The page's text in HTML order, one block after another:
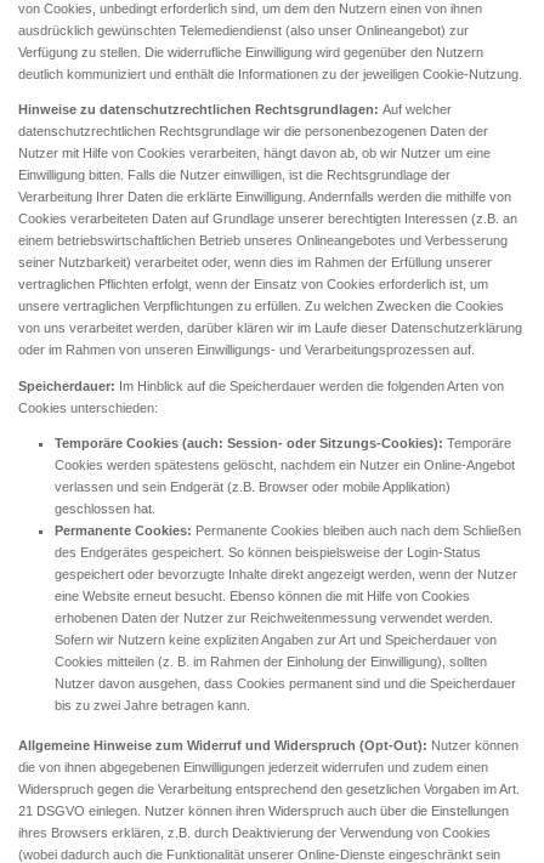
von Cookies, unbedingt erforderlich sind, um dem den Nutzern einen von ihnen
ausdrücklich gewünschten Telemediendienst (also unser Onlineangebot) zur
Verfügung zu stellen. Die widerrufliche Einwilligung wird gegenüber den Nutzern
deutlich kommuniziert und enthält die Informationen zu der jeweiligen Cookie-Nutzung.
Hinweise zu datenschutzrechtlichen Rechtsgrundlagen: Auf welcher
datenschutzrechtlichen Rechtsgrundlage wir die personenbezogenen Daten der
Nutzer mit Hilfe von Cookies verarbeiten, hängt davon ab, ob wir Nutzer um eine
Einwilligung bitten. Falls die Nutzer einwilligen, ist die Rechtsgrundlage der
Verarbeitung Ihrer Daten die erklärte Einwilligung. Andernfalls werden die mithilfe von
Cookies verarbeiteten Daten auf Grundlage unserer berechtigten Interessen (z.B. an
einem betriebswirtschaftlichen Betrieb unseres Onlineangebotes und Verbesserung
seiner Nutzbarkeit) verarbeitet oder, wenn dies im Rahmen der Erfüllung unserer
vertraglichen Pflichten erfolgt, wenn der Einsatz von Cookies erforderlich ist, um
unsere vertraglichen Verpflichtungen zu erfüllen. Zu welchen Zwecken die Cookies
von uns verarbeitet werden, darüber klären wir im Laufe dieser Datenschutzerklärung
oder im Rahmen von unseren Einwilligungs- und Verarbeitungsprozessen auf.
Speicherdauer: Im Hinblick auf die Speicherdauer werden die folgenden Arten von
Cookies unterschieden:
Temporäre Cookies (auch: Session- oder Sitzungs-Cookies): Temporäre
Cookies werden spätestens gelöscht, nachdem ein Nutzer ein Online-Angebot
verlassen und sein Endgerät (z.B. Browser oder mobile Applikation)
geschlossen hat.
Permanente Cookies: Permanente Cookies bleiben auch nach dem Schließen
des Endgerätes gespeichert. So können beispielsweise der Login-Status
gespeichert oder bevorzugte Inhalte direkt angezeigt werden, wenn der Nutzer
eine Website erneut besucht. Ebenso können die mit Hilfe von Cookies
erhobenen Daten der Nutzer zur Reichweitenmessung verwendet werden.
Sofern wir Nutzern keine expliziten Angaben zur Art und Speicherdauer von
Cookies mitteilen (z. B. im Rahmen der Einholung der Einwilligung), sollten
Nutzer davon ausgehen, dass Cookies permanent sind und die Speicherdauer
bis zu zwei Jahre betragen kann.
Allgemeine Hinweise zum Widerruf und Widerspruch (Opt-Out): Nutzer können
die von ihnen abgegebenen Einwilligungen jederzeit widerrufen und zudem einen
Widerspruch gegen die Verarbeitung entsprechend den gesetzlichen Vorgaben im Art.
21 DSGVO einlegen. Nutzer können ihren Widerspruch auch über die Einstellungen
ihres Browsers erklären, z.B. durch Deaktivierung der Verwendung von Cookies
(wobei dadurch auch die Funktionalität unserer Online-Dienste eingeschränkt sein